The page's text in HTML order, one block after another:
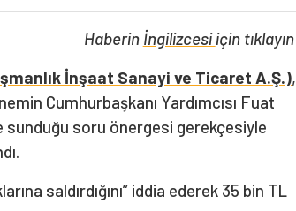
Haberin İngilizcesiiçin tıklayın
İnşaat Sanayi ve Ticaret A.Ş.),
Cumhurbaşkanı Yardımcısı Fuat
sunduğu soru önergesi gerekçesiyle
saldırdığını” iddia ederek 35 bin TL